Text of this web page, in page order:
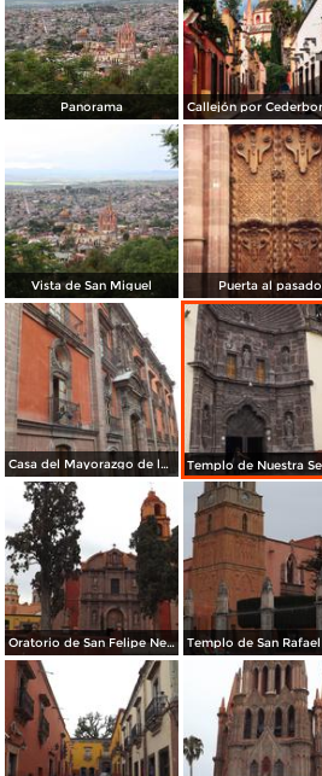
Panorama
Vista de San Miguel Puerta al pasado
Casa del Mayorazgo de la Canal, 1800. Abril/2014
Oratorio de San Felipe Neri (1712). Abril/2014